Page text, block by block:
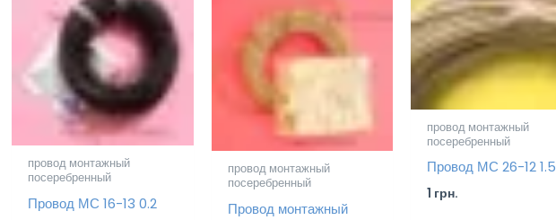
провод монтажный
посеребренный
Провод МС 16-13 0.2
провод монтажный
посеребренный
Провод монтажный
провод монтажный
посеребренный
Провод МС 26-12 1.5
1 грн.